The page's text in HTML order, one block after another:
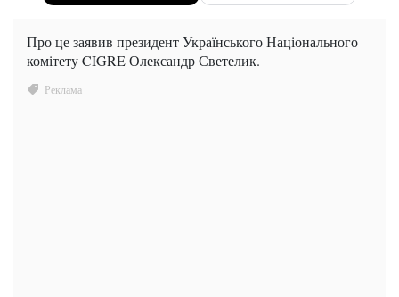
Про це заявив президент Українського Національного
комітету CIGRE Олександр Светелик.